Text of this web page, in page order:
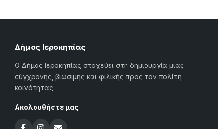
Δήμος Ιεροκηπίας
Ο Δήμος Ιεροκηπίας στοχεύει στη δημιουργία μιας
σύγχρονης, βιώσιμης και φιλικής προς τον πολίτη
κοινότητας.
Ακολουθήστε μας